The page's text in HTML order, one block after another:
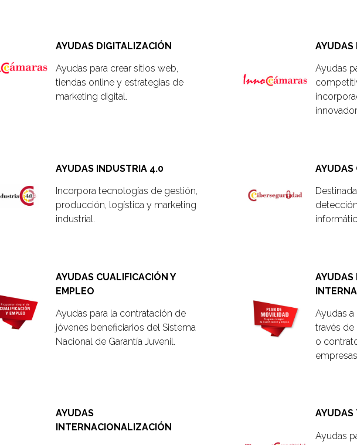
AYUDAS DIGITALIZACIÓN
Ayudas para crear sitios web,
tiendas online y estrategias de
marketing digital.
AYUDAS
Ayudas
AYUDAS INDUSTRIA 4.0
Incorpora tecnologías de gestión,
producción, logística y marketing
industrial.
AYUDAS
AYUDAS CUALIFICACIÓN Y
EMPLEO
Ayudas para la contratación de
jóvenes beneficiarios del Sistema
Nacional de Garantía Juvenil.
AYUDAS
Ayudas
través de
o
AYUDAS
INTERNACIONALIZACIÓN
AYUDAS
Ayudas